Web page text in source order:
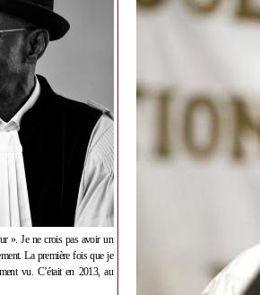
». Je ne crois pas avoir un
La première fois que je
vu. C’était en 2013, au